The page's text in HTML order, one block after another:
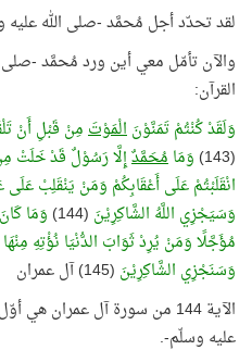
لقد تحدّد أجل مُحمَّد -صلى الله عليه
والآن تأمّل معي أين ورد مُحمَّد -
القرآن:
وَلَقَدْ كُنْتُمْ تَمَنَّوْنَالْمَوْتَمِنْ قَبْلِ أَنْ
(143)
وَمَامُحَمَّدٌإِلَّا رَسُوْلٌ قَدْ خَلَتْ
انْقَلَبْتُمْ عَلَى أَعْقَابِكُمْ وَمَنْ يَنْقَلِبْ عَلَى
وَسَيَجْزِي اللَّهُ الشَّاكِرِيْنَ (144) وَمَا
مُؤَجَّلًا وَمَنْ يُرِدْ ثَوَابَ الدُّنْيَا نُؤْتِهِ
وَسَنَجْزِي الشَّاكِرِيْنَ (145) آل عمران
الآية 144 من سورة آل عمران
عليه وسلّم-.